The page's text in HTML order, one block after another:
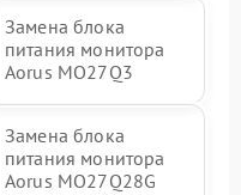
Замена блока
питания монитора
Aorus MO27Q3
Замена блока
питания монитора
Aorus MO27Q28G